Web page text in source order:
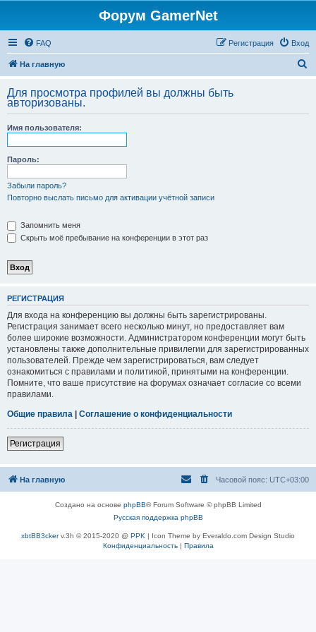
Форум GamerNet
FAQ Вход
Регистрация
На главную
с
Для просмотра профилей вы должны быть
авторизованы.
Имя пользователя:
Пароль:
Забыли пароль?
Повторно выслать письмо для активации учётной записи
Запомнить меня
Скрыть моё пребывание на конференции в этот раз
РЕГИСТРАЦИЯ
Для входа на конференцию вы должны быть зарегистрированы.
Регистрация занимает всего несколько минут, но предоставляет вам
более широкие возможности. Администратором конференции могут быть
установлены также дополнительные привилегии для зарегистрированных
пользователей. Прежде чем зарегистрироваться, вам следует
ознакомиться с правилами и политикой, принятыми на конференции.
Помните, что ваше присутствие на форумах означает согласие со всеми
правилами.
Общие правила | Соглашение о конфиденциальности
Регистрация
На главную Часовой пояс: UTC+03:00
Создано на основе phpBB® Forum Software © phpBB Limited
Русская поддержка phpBB
xbtBB3ckerv.3h © 2015-2020 @ PPK | Icon Theme by Everaldo.com Design Studio
Конфиденциальность| Правила